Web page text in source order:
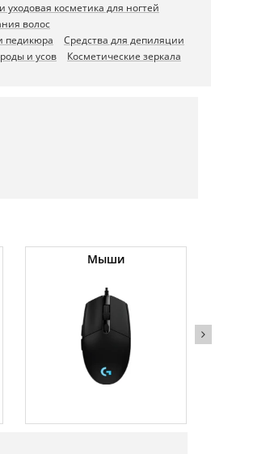
уходовая косметика для ногтей
волос
педикюра
Средства для депиляции
и усов
Косметические зеркала
Мыши